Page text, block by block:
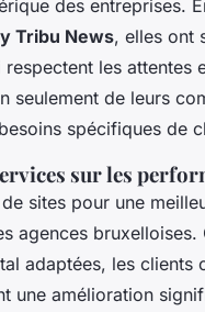
des entreprises.
Tribu News, elles ont
respectent les attentes
seulement de leurs
spécifiques de
sur les
sites pour une
agences
adaptées, les clients
une amélioration